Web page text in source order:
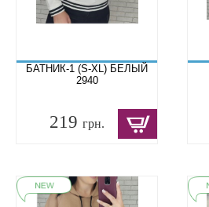
БАТНИК-1 (S-XL) БЕЛЫЙ
2940
219 грн.